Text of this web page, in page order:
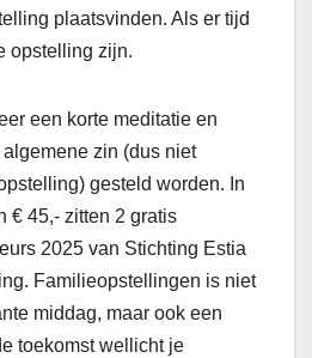
plaatsvinden. Als er tijd
opstelling zijn.
een korte meditatie en
zin (dus niet
gesteld worden. In
€ 45,- zitten 2 gratis
2025 van Stichting Estia
Familieopstellingen is niet
middag, maar ook een
toekomst wellicht je